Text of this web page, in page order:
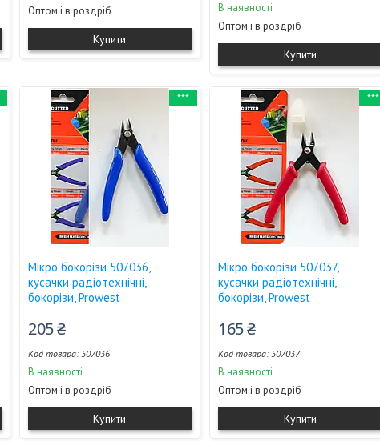
Оптом і в роздріб
Купити
В наявності
Оптом і в роздріб
Купити
***
Мікро бокорізи 507036,
кусачки радіотехнічні,
бокорізи, Prowest
205 ₴
507036
В наявності
Оптом і в роздріб
Купити
***
Мікро бокорізи 507037,
кусачки радіотехнічні,
бокорізи, Prowest
165 ₴
507037
В наявності
Оптом і в роздріб
Купити